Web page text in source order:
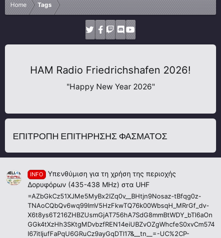
Home Tags
HAM Radio Friedrichshafen 2026!
"Happy New Year 2026"
ΕΠΙΤΡΟΠΉ ΕΠΙΤΉΡΗΣΗΣ ΦΆΣΜΑΤΟΣ
INFO
Υπενθύμιση για τη χρήση της περιοχής
Δορυφόρων (435-438 MHz) στα UHF
=AZbGkCz51XJMe5MyBx2IZq0v__BHtjn9Nosaz-tBfqg0z-
TNAoCQbQv6wq99ImV5HzFkwTQ76k00WbsqH_MRrGf_dv-
X6t8ys6T216ZHBZUsmGjAT756hA7SdG8mmBtWDY_bTl6aOn
GGk4tXzHh3SKtgMDvbzfREN14eiUBZvOZgWhcfeS0xvCm574
l67itIjufFaPqU6GRuCz9ayGqDTI17&__tn__=-UC%2CP-